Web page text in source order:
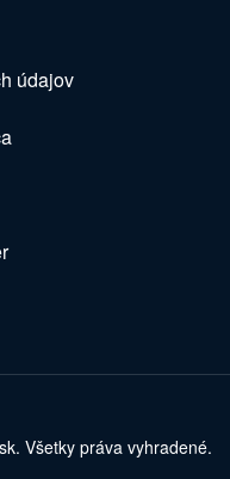
údajov
Všetky práva vyhradené.